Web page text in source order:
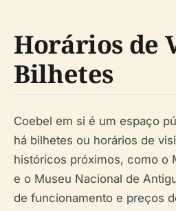
Horários de
Bilhetes
Coebel em si é um espaço
há bilhetes ou horários de
históricos próximos, como o
e o Museu Nacional de
de funcionamento e preços